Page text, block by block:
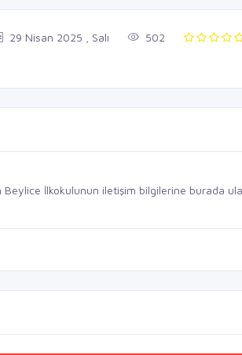
29 Nisan 2025 , Salı 502
İlkokulunun iletişim bilgilerine burada